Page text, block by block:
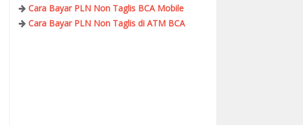
Cara Bayar PLN Non Taglis BCA Mobile
Cara Bayar PLN Non Taglis di ATM BCA